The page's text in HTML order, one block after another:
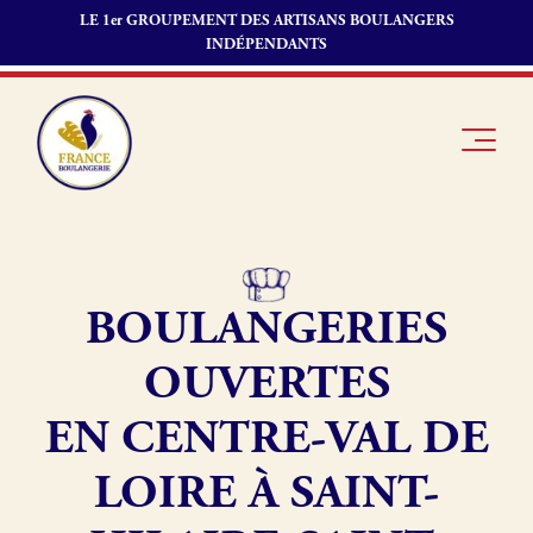
LE 1er GROUPEMENT DES ARTISANS BOULANGERS
INDÉPENDANTS
Je suis
Je découvre
Boulangerie
Pourquoi
adhérer à
Offres
Fonds de
Actualités
Je suis
BOULANGERIES
OUVERTES
EN CENTRE-VAL DE
LOIRE À SAINT-